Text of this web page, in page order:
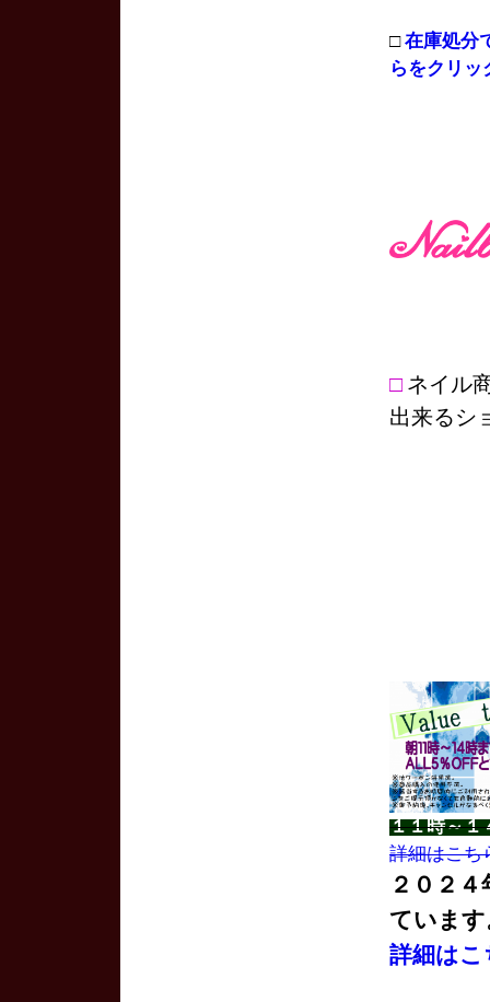
□ 在庫処分
らをクリッ
□ ネイル
出来るシ
１１時～１
詳細はこち
２０２
ています
詳細は